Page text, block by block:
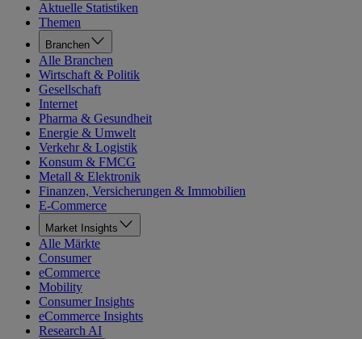
Aktuelle Statistiken
Themen
Branchen
Alle Branchen
Wirtschaft & Politik
Gesellschaft
Internet
Pharma & Gesundheit
Energie & Umwelt
Verkehr & Logistik
Konsum & FMCG
Metall & Elektronik
Finanzen, Versicherungen & Immobilien
E-Commerce
Market Insights
Alle Märkte
Consumer
eCommerce
Mobility
Consumer Insights
eCommerce Insights
Research AI